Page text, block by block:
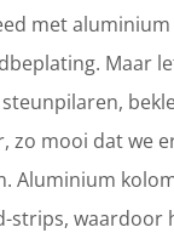
met
Maar
zo mooi dat we
Aluminium
strips, waardoor